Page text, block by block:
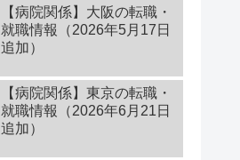
【病院関係】大阪の転職・
就職情報（2026年5月17日
追加）
【病院関係】東京の転職・
就職情報（2026年6月21日
追加）